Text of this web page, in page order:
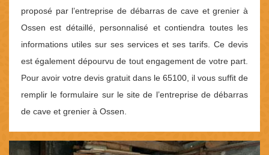
proposé par l’entreprise de débarras de cave et grenier à
Ossen est détaillé, personnalisé et contiendra toutes les
informations utiles sur ses services et ses tarifs. Ce devis
est également dépourvu de tout engagement de votre part.
Pour avoir votre devis gratuit dans le 65100, il vous suffit de
remplir le formulaire sur le site de l’entreprise de débarras
de cave et grenier à Ossen.